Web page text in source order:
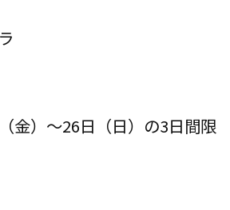
金）～26日（日）の3日間限